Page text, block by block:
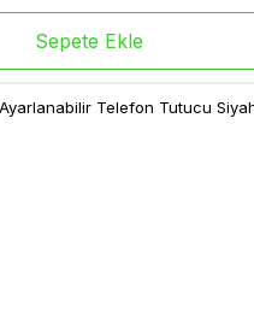
Sepete Ekle